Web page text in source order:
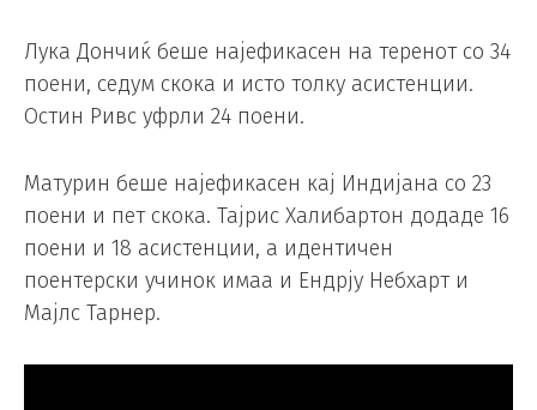
Лука Дончиќ беше најефикасен на теренот со 34
поени, седум скока и исто толку асистенции.
Остин Ривс уфрли 24 поени.
Матурин беше најефикасен кај Индијана со 23
поени и пет скока. Тајрис Халибартон додаде 16
поени и 18 асистенции, а идентичен
поентерски учинок имаа и Ендрју Небхарт и
Мајлс Тарнер.